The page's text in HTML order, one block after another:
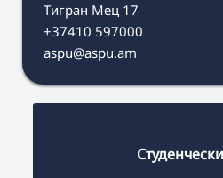
Тигран Мец 17
+37410 597000
aspu@aspu.am